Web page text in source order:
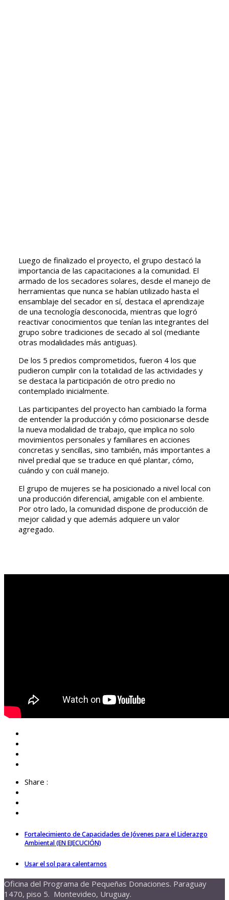
Luego de finalizado el proyecto, el grupo destacó la
importancia de las capacitaciones a la comunidad. El
armado de los secadores solares, desde el manejo de
herramientas que nunca se habían utilizado hasta el
ensamblaje del secador en sí, destaca el aprendizaje
de una tecnología desconocida, mientras que logró
reactivar conocimientos que tenían las integrantes del
grupo sobre tradiciones de secado al sol (mediante
otras modalidades más antiguas).
De los 5 predios comprometidos, fueron 4 los que
pudieron cumplir con la totalidad de las actividades y
se destaca la participación de otro predio no
contemplado inicialmente.
Las participantes del proyecto han cambiado la forma
de entender la producción y cómo posicionarse desde
la nueva modalidad de trabajo, que implica no solo
movimientos personales y familiares en acciones
concretas y sencillas, sino también, más importantes a
nivel predial que se traduce en qué plantar, cómo,
cuándo y con cuál manejo.
El grupo de mujeres se ha posicionado a nivel local con
una producción diferencial, amigable con el ambiente.
Por otro lado, la comunidad dispone de producción de
mejor calidad y que además adquiere un valor
agregado.
Share :
Fortalecimiento de Capacidades de Jóvenes para el Liderazgo
Ambiental (EN EJECUCIÓN)
Usar el sol para calentarnos
Oficina del Programa de Pequeñas Donaciones. Paraguay
1470, piso 5. Montevideo, Uruguay.